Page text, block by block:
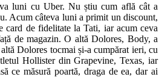
luni cu Uber. Nu știu cum află cât a
Acum câteva luni a primit un discount,
de fidelitate la Tati, iar acum ceva
de magazin. O altă Dolores, Body, a
Dolores tocmai și-a cumpărat ieri, cu
Hollister din Grapevine, Texas, iar
ce măsură poartă, draga de ea, dar ai